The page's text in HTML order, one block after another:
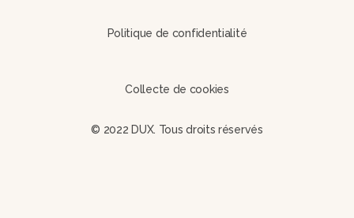
Politique de confidentialité
Collecte de cookies
© 2022 DUX. Tous droits réservés